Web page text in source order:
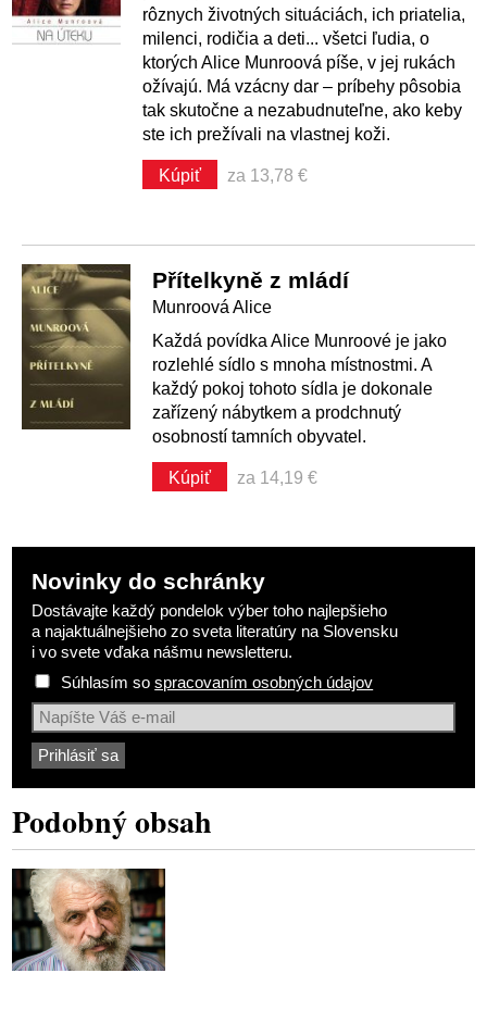
rôznych životných situáciách, ich priatelia,
milenci, rodičia a deti... všetci ľudia, o
ktorých Alice Munroová píše, v jej rukách
ožívajú. Má vzácny dar – príbehy pôsobia
tak skutočne a nezabudnuteľne, ako keby
ste ich prežívali na vlastnej koži.
Kúpiť za 13,78 €
Přítelkyně z mládí
Munroová Alice
Každá povídka Alice Munroové je jako
rozlehlé sídlo s mnoha místnostmi. A
každý pokoj tohoto sídla je dokonale
zařízený nábytkem a prodchnutý
osobností tamních obyvatel.
Kúpiť za 14,19 €
Novinky do schránky
Dostávajte každý pondelok výber toho najlepšieho
a najaktuálnejšieho zo sveta literatúry na Slovensku
i vo svete vďaka nášmu newsletteru.
Súhlasím sospracovaním osobných údajov
Podobný obsah